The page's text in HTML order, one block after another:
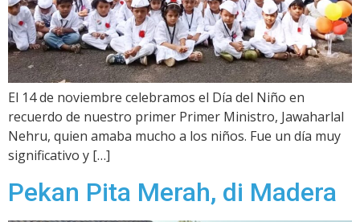
El 14 de noviembre celebramos el Día del Niño en
recuerdo de nuestro primer Primer Ministro, Jawaharlal
Nehru, quien amaba mucho a los niños. Fue un día muy
significativo y […]
Pekan Pita Merah, di Madera